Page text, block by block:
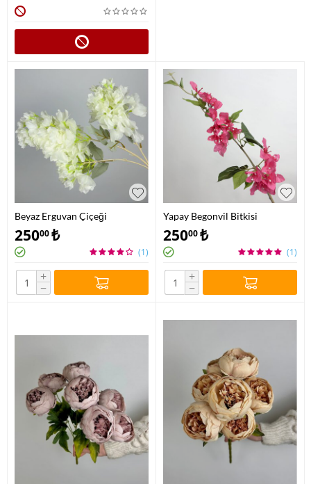
Beyaz Erguvan Çiçeği
25000₺
(1)
+
−
Yapay Begonvil Bitkisi
25000₺
(1)
+
−